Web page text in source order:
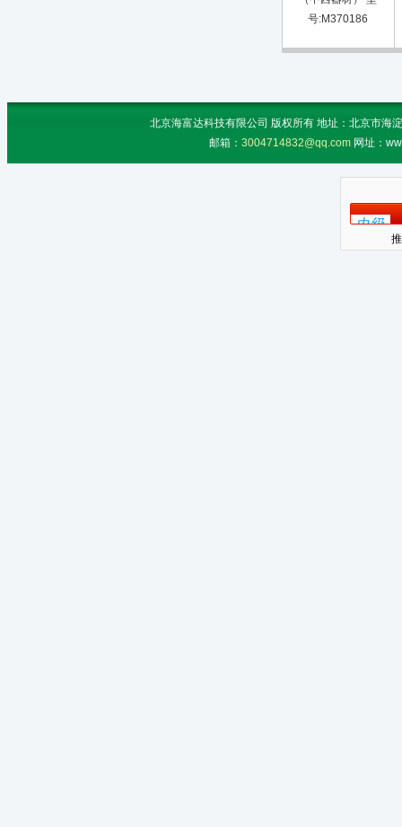
北京海富达科技有限公司 版权所有 地址：北京市海
邮箱： 3004714832@qq.com 网址：